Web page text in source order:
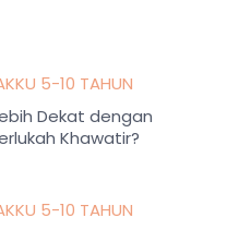
5-10 TAHUN
Dekat dengan
Khawatir?
5-10 TAHUN